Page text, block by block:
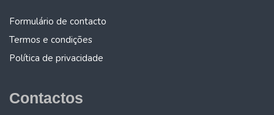
Formulário de contacto
Termos e condições
Política de privacidade
Contactos